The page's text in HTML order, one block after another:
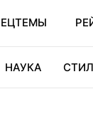
НАУКА